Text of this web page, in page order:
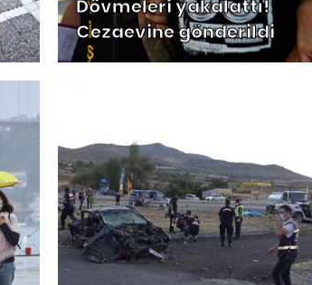
Dövmeleri yakalattı!
Cezaevine gönderildi